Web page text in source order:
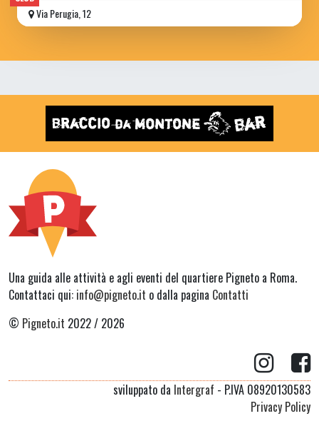
Via Perugia, 12
Una guida alle attività e agli eventi del quartiere Pigneto a Roma.
Contattaci qui: info@pigneto.it o dalla pagina Contatti
© Pigneto.it 2022 / 2026
sviluppato da Intergraf - P.IVA 08920130583
Privacy Policy